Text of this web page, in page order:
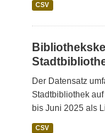
CSV
Der Datensatz
Stadtbibliothek
bis Juni 2025 als
CSV